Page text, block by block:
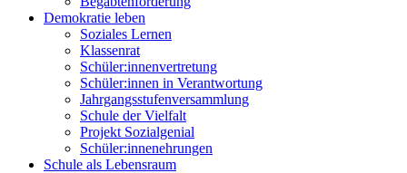
Demokratie leben
Soziales Lernen
Klassenrat
Schüler:innenvertretung
Schüler:innen in Verantwortung
Jahrgangsstufenversammlung
Schule der Vielfalt
Projekt Sozialgenial
Schüler:innenehrungen
Schule als Lebensraum